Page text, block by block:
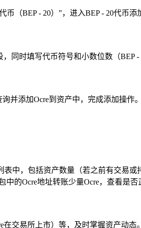
（BEP - 20）”，进入BEP - 20代币添
同时填写代币符号和小数位数（BEP
并添加Ocre到资产中，完成添加操作。
中，包括资产数量（若之前有交易或
的Ocre地址转账少量Ocre，查看是否
交易所上市）等，及时掌握资产动态。